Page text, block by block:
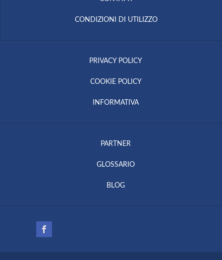
CONDIZIONI DI UTILIZZO
PRIVACY POLICY
COOKIE POLICY
INFORMATIVA
PARTNER
GLOSSARIO
BLOG